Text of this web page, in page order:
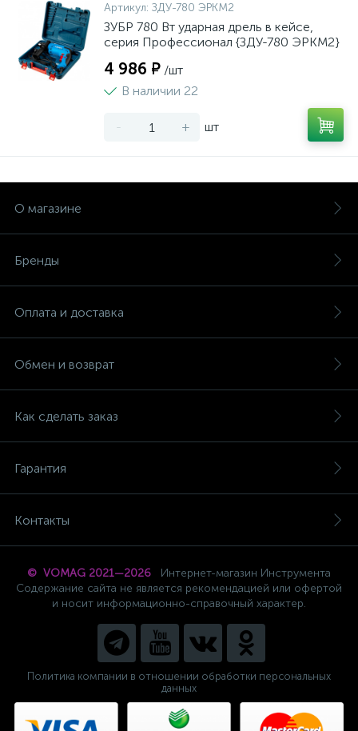
Артикул: ЗДУ-780 ЭРКМ2
ЗУБР 780 Вт ударная дрель в кейсе,
серия Профессионал {ЗДУ-780 ЭРКМ2}
4 986 ₽ /шт
В наличии 22
- + шт
О магазине
Бренды
Оплата и доставка
Обмен и возврат
Как сделать заказ
Гарантия
Контакты
© VOMAG 2021—2026
Интернет-магазин Инструмента
Содержание сайта не является рекомендацией или офертой
и носит информационно-справочный характер.
Политика компании в отношении обработки персональных
данных